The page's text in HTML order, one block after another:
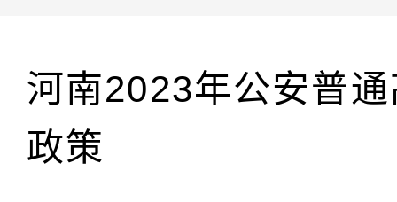
河南2023年公安普
政策